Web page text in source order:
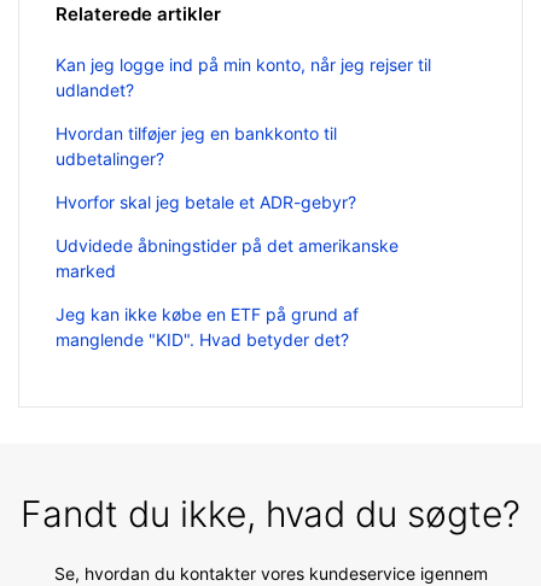
Relaterede artikler
Kan jeg logge ind på min konto, når jeg rejser til
udlandet?
Hvordan tilføjer jeg en bankkonto til
udbetalinger?
Hvorfor skal jeg betale et ADR-gebyr?
Udvidede åbningstider på det amerikanske
marked
Jeg kan ikke købe en ETF på grund af
manglende "KID". Hvad betyder det?
Fandt du ikke, hvad du søgte?
Se, hvordan du kontakter vores kundeservice igennem